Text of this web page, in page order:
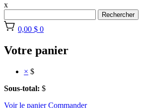
x
Rechercher
0,00 $ 0
Votre panier
× $
Sous-total: $
Voir le panier Commander